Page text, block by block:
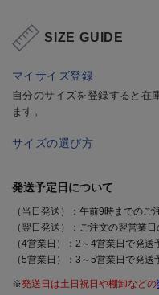
SIZE GUIDE
マイサイズ登録
自分のサイズを登録すると在
ます。
サイズの選び方
発送予定日について
（当日発送）：午前9時までのご
（翌日発送）：ご注文の翌営業日
（4営業日）：2～4営業日で発送
（5営業日）：3～5営業日で発送
※発送日は土日祝日や棚卸などの